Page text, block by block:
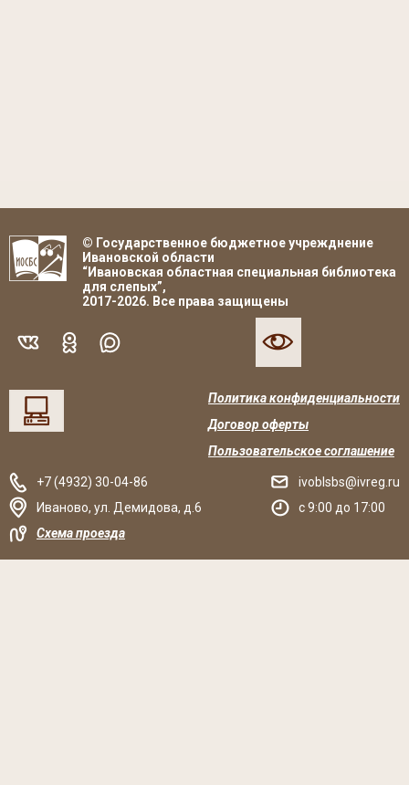
© Государственное бюджетное учрежднение
Ивановской области
“Ивановская областная специальная библиотека
для слепых”,
2017-2026. Все права защищены
Политика конфиденциальности
Договор оферты
Пользовательское соглашение
+7 (4932) 30-04-86
Иваново, ул. Демидова, д.6
Схема проезда
ivoblsbs@ivreg.ru
c 9:00 до 17:00